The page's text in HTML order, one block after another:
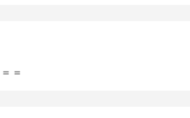
＝